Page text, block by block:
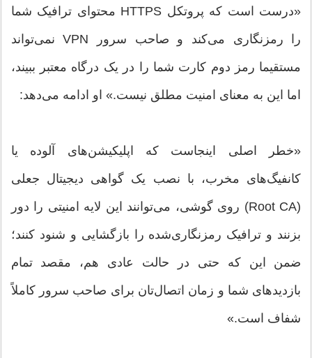
«درست است که پروتکل HTTPS محتوای ترافیک شما
را رمزنگاری می‌کند و صاحب سرور VPN نمی‌تواند
مستقیما رمز دوم کارت شما را در یک درگاه معتبر ببیند،
اما این به معنای امنیت مطلق نیست.» او ادامه می‌دهد:
«خطر اصلی اینجاست که اپلیکیشن‌های آلوده یا
کانفیگ‌های مخرب، با نصب یک گواهی دیجیتال جعلی
(Root CA) روی گوشی، می‌توانند این لایه امنیتی را دور
بزنند و ترافیک رمزنگاری‌شده را بازگشایی و شنود کنند؛
ضمن این که حتی در حالت عادی هم، مقصد تمام
بازدیدهای شما و زمان اتصال‌تان برای صاحب سرور کاملاً
شفاف است.»